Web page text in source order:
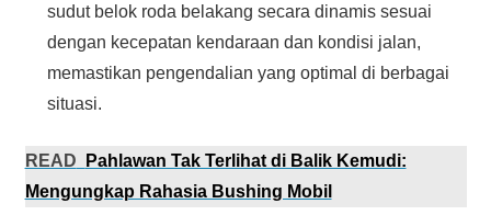
sudut belok roda belakang secara dinamis sesuai
dengan kecepatan kendaraan dan kondisi jalan,
memastikan pengendalian yang optimal di berbagai
situasi.
READ
Pahlawan Tak Terlihat di Balik Kemudi:
Mengungkap Rahasia Bushing Mobil